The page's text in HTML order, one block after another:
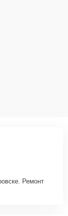
Ремонт